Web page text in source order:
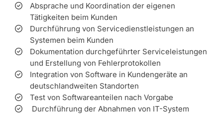
Absprache und Koordination der eigenen
Tätigkeiten beim Kunden
Durchführung von Servicedienstleistungen an
Systemen beim Kunden
Dokumentation durchgeführter Serviceleistungen
und Erstellung von Fehlerprotokollen
Integration von Software in Kundengeräte an
deutschlandweiten Standorten
Test von Softwareanteilen nach Vorgabe
Durchführung der Abnahmen von IT-System